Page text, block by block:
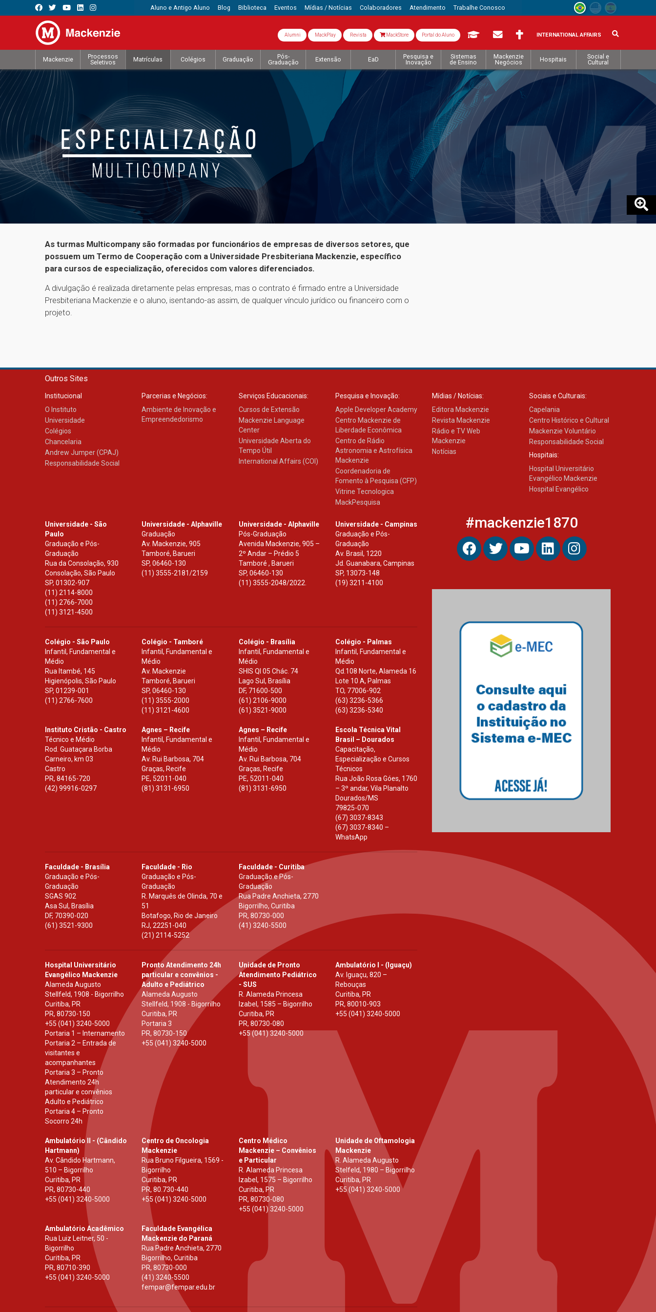
Aluno e Antigo Aluno Blog Biblioteca Eventos Mídias / Notícias Colaboradores Atendimento Trabalhe Conosco
Alumni MackPlay Revista MackStore Portal do Aluno INTERNATIONAL AFFAIRS
Mackenzie
Processos
Seletivos
Matrículas Colégios Graduação
Pós-
Graduação
Extensão EaD
Pesquisa e
Inovação
Sistemas
de Ensino
Mackenzie
Negócios
Hospitais
Social e
Cultural
As turmas Multicompany são formadas por funcionários de empresas de diversos setores, que
possuem um Termo de Cooperação com a Universidade Presbiteriana Mackenzie, específico
para cursos de especialização, oferecidos com valores diferenciados.
A divulgação é realizada diretamente pelas empresas, mas o contrato é firmado entre a Universidade
Presbiteriana Mackenzie e o aluno, isentando-as assim, de qualquer vínculo jurídico ou financeiro com o
projeto.
Outros Sites
Institucional
O Instituto
Universidade
Colégios
Chancelaria
Andrew Jumper (CPAJ)
Responsabilidade Social
Parcerias e Negócios:
Ambiente de Inovação e
Empreendedorismo
Serviços Educacionais:
Cursos de Extensão
Mackenzie Language
Center
Universidade Aberta do
Tempo Útil
International Affairs (COI)
Pesquisa e Inovação:
Apple Developer Academy
Centro Mackenzie de
Liberdade Econômica
Centro de Rádio
Astronomia e Astrofísica
Mackenzie
Coordenadoria de
Fomento à Pesquisa (CFP)
Vitrine Tecnologica
MackPesquisa
Mídias / Notícias:
Editora Mackenzie
Revista Mackenzie
Rádio e TV Web
Mackenzie
Notícias
Sociais e Culturais:
Capelania
Centro Histórico e Cultural
Mackenzie Voluntário
Responsabilidade Social
Hospitais:
Hospital Universitário
Evangélico Mackenzie
Hospital Evangélico
Universidade - São
Paulo
Graduação e Pós-
Graduação
Rua da Consolação, 930
Consolação, São Paulo
SP, 01302-907
(11) 2114-8000
(11) 2766-7000
(11) 3121-4500
Universidade - Alphaville
Graduação
Av. Mackenzie, 905
Tamboré, Barueri
SP,06460-130
(11) 3555-2181/2159
Universidade - Alphaville
Pós-Graduação
Avenida Mackenzie, 905 –
2º Andar – Prédio 5
Tamboré , Barueri
SP, 06460-130
(11) 3555-2048/2022.
Universidade - Campinas
Graduação e Pós-
Graduação
Av. Brasil, 1220
Jd. Guanabara, Campinas
SP, 13073-148
(19) 3211-4100
Colégio - São Paulo
Infantil, Fundamental e
Médio
Rua Itambé, 145
Higienópolis, São Paulo
SP, 01239-001
(11) 2766-7600
Colégio - Tamboré
Infantil, Fundamental e
Médio
Av. Mackenzie
Tamboré, Barueri
SP,06460-130
(11) 3555-2000
(11) 3121-4600
Colégio - Brasília
Infantil, Fundamental e
Médio
SHIS Ql 05 Chác. 74
Lago Sul, Brasília
DF, 71600-500
(61) 2106-9000
(61) 3521-9000
Colégio - Palmas
Infantil, Fundamental e
Médio
Qd.108 Norte, Alameda 16
Lote 10 A, Palmas
TO, 77006-902
(63) 3236-5366
(63) 3236-5340
Instituto Cristão - Castro
Técnico e Médio
Rod. Guataçara Borba
Carneiro, km 03
Castro
PR, 84165-720
(42) 99916-0297
Agnes – Recife
Infantil, Fundamental e
Médio
Av. Rui Barbosa, 704
Graças, Recife
PE, 52011-040
(81) 3131-6950
Agnes – Recife
Infantil, Fundamental e
Médio
Av. Rui Barbosa, 704
Graças, Recife
PE, 52011-040
(81) 3131-6950
Escola Técnica Vital
Brasil – Dourados
Capacitação,
Especialização e Cursos
Técnicos
Rua João Rosa Góes, 1760
– 3º andar, Vila Planalto
Dourados/MS
79825-070
(67) 3037-8343
(67) 3037-8340 –
WhatsApp
Faculdade - Brasília
Graduação e Pós-
Graduação
SGAS 902
Asa Sul, Brasília
DF, 70390-020
(61) 3521-9300
Faculdade - Rio
Graduação e Pós-
Graduação
R. Marquês de Olinda, 70 e
51
Botafogo, Rio de Janeiro
RJ,22251-040
(21) 2114-5252
Faculdade - Curitiba
Graduação e Pós-
Graduação
Rua Padre Anchieta, 2770
Bigorrilho, Curitiba
PR, 80730-000
(41) 3240-5500
Hospital Universitário
Evangélico Mackenzie
Alameda Augusto
Stellfeld, 1908 - Bigorrilho
Curitiba, PR
PR, 80730-150
+55 (041) 3240-5000
Portaria 1 – Internamento
Portaria 2 – Entrada de
visitantes e
acompanhantes
Portaria 3 – Pronto
Atendimento 24h
particular e convênios
Adulto e Pediátrico
Portaria 4 – Pronto
Socorro 24h
Pronto Atendimento 24h
particular e convênios -
Adulto e Pediátrico
Alameda Augusto
Stellfeld, 1908 - Bigorrilho
Curitiba, PR
Portaria 3
PR,80730-150
+55 (041) 3240-5000
Unidade de Pronto
Atendimento Pediátrico
- SUS
R. Alameda Princesa
Izabel, 1585 – Bigorrilho
Curitiba, PR
PR, 80730-080
+55 (041) 3240-5000
Ambulatório I - (Iguaçu)
Av. Iguaçu, 820 –
Rebouças
Curitiba, PR
PR, 80010-903
+55 (041) 3240-5000
Ambulatório II - (Cândido
Hartmann)
Av. Cândido Hartmann,
510 – Bigorrilho
Curitiba, PR
PR, 80730-440
+55 (041) 3240-5000
Centro de Oncologia
Mackenzie
Rua Bruno Filgueira, 1569 -
Bigorrilho
Curitiba, PR
PR,80.730-440
+55 (041) 3240-5000
Centro Médico
Mackenzie – Convênios
e Particular
R. Alameda Princesa
Izabel, 1575 – Bigorrilho
Curitiba, PR
PR, 80730-080
+55 (041) 3240-5000
Unidade de Oftamologia
Mackenzie
R. Alameda Augusto
Stelfeld, 1980 – Bigorrilho
Curitiba, PR
+55 (041) 3240-5000
Ambulatório Acadêmico
Rua Luiz Leitner, 50 -
Bigorrilho
Curitiba, PR
PR, 80710-390
+55 (041) 3240-5000
Faculdade Evangélica
Mackenzie do Paraná
Rua Padre Anchieta, 2770
Bigorrilho, Curitiba
PR,80730-000
(41) 3240-5500
fempar@fempar.edu.br
#mackenzie1870